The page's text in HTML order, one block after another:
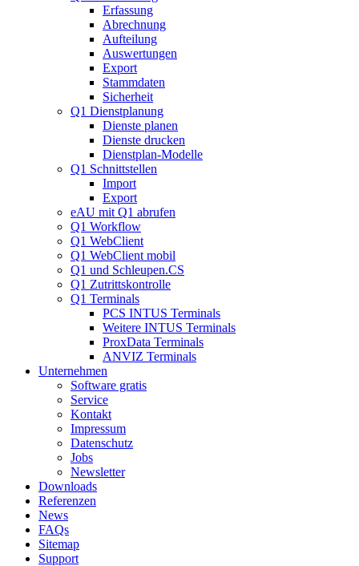
Erfassung
Abrechnung
Aufteilung
Auswertungen
Export
Stammdaten
Sicherheit
Q1 Dienstplanung
Dienste planen
Dienste drucken
Dienstplan-Modelle
Q1 Schnittstellen
Import
Export
eAU mit Q1 abrufen
Q1 Workflow
Q1 WebClient
Q1 WebClient mobil
Q1 und Schleupen.CS
Q1 Zutrittskontrolle
Q1 Terminals
PCS INTUS Terminals
Weitere INTUS Terminals
ProxData Terminals
ANVIZ Terminals
Unternehmen
Software gratis
Service
Kontakt
Impressum
Datenschutz
Jobs
Newsletter
Downloads
Referenzen
News
FAQs
Sitemap
Support